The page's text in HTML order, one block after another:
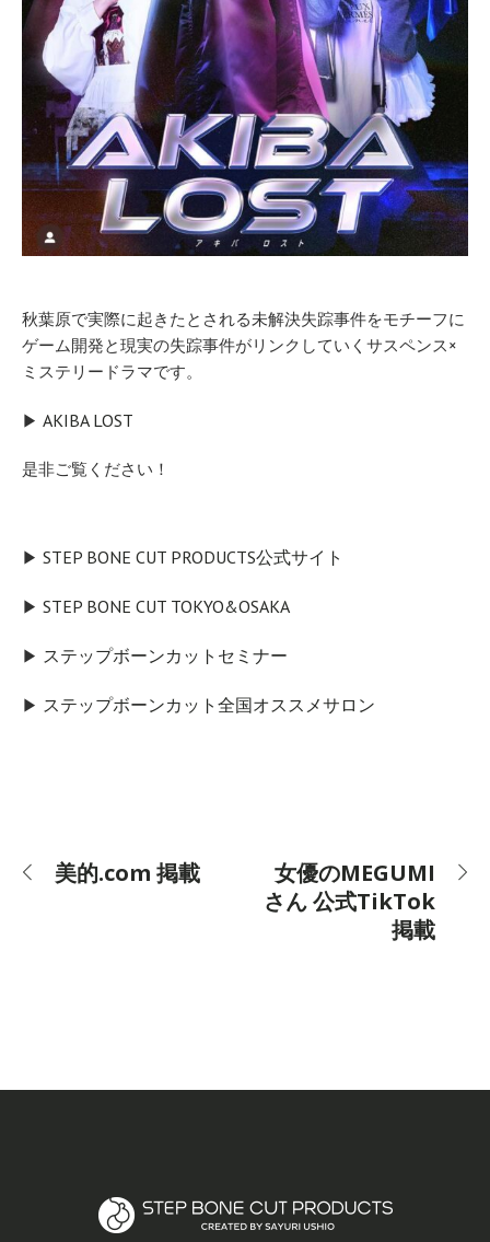
秋葉原で実際に起きたとされる未解決失踪事件をモチーフに
ゲーム開発と現実の失踪事件がリンクしていくサスペンス×
ミステリードラマです。
▶︎ AKIBA LOST
是非ご覧ください！
▶︎ STEP BONE CUT PRODUCTS公式サイト
▶︎ STEP BONE CUT TOKYO&OSAKA
▶︎ ステップボーンカットセミナー
▶︎ ステップボーンカット全国オススメサロン
美的.com 掲載
女優のMEGUMI
さん 公式TikTok
掲載